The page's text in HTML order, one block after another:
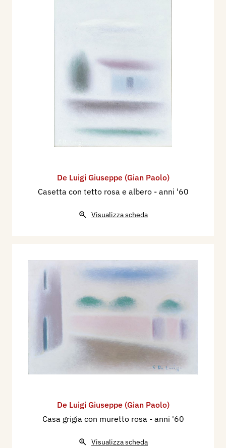
De Luigi Giuseppe (Gian Paolo)
Casetta con tetto rosa e albero - anni '60
Visualizza scheda
De Luigi Giuseppe (Gian Paolo)
Casa grigia con muretto rosa - anni '60
Visualizza scheda